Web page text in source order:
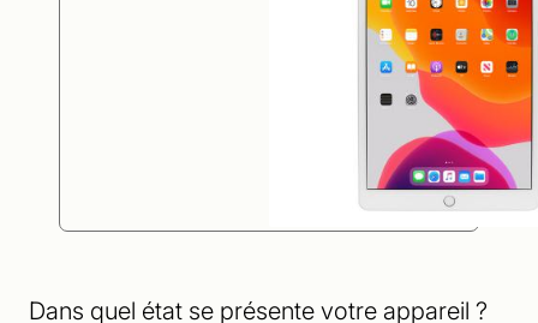
Dans quel état se présente votre appareil ?